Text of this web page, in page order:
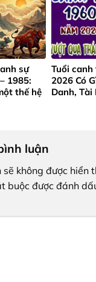
sự
1985:
thế hệ
Tuổi
2026 Có
Danh, Tài
luận
sẽ không được hiển
buộc được đánh